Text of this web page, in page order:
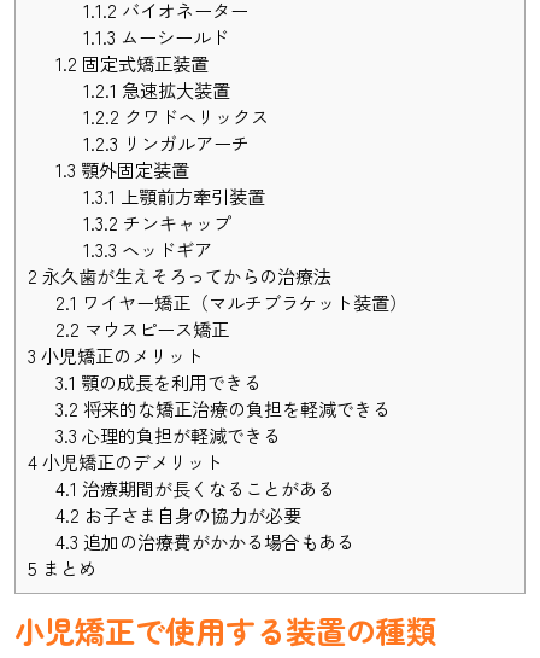
1.1.2 バイオネーター
1.1.3 ムーシールド
1.2 固定式矯正装置
1.2.1 急速拡大装置
1.2.2 クワドヘリックス
1.2.3 リンガルアーチ
1.3 顎外固定装置
1.3.1 上顎前方牽引装置
1.3.2 チンキャップ
1.3.3 ヘッドギア
2 永久歯が生えそろってからの治療法
2.1 ワイヤー矯正（マルチブラケット装置）
2.2 マウスピース矯正
3 小児矯正のメリット
3.1 顎の成長を利用できる
3.2 将来的な矯正治療の負担を軽減できる
3.3 心理的負担が軽減できる
4小児矯正のデメリット
4.1 治療期間が長くなることがある
4.2 お子さま自身の協力が必要
4.3 追加の治療費がかかる場合もある
5 まとめ
小児矯正で使用する装置の種類